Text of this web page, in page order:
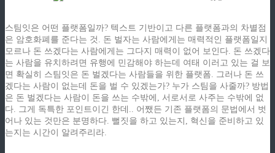
스팀잇은 어떤 플랫폼일까? 텍스트 기반이고 다른 플랫폼과의 차별점
은 암호화폐를 준다는 것. 돈 벌자는 사람에게는 매력적인 플랫폼일지
모르나 돈 쓰겠다는 사람에게는 그다지 매력이 없어 보인다. 돈 쓰겠다
는 사람을 유치하려면 유행에 민감해야 하는데 여태 이러고 있는 걸 보
면 확실히 스팀잇은 돈 벌겠다는 사람들을 위한 플랫폼. 그러나 돈 쓰
겠다는 사람이 없는데 돈을 벌 수 있겠는가? 누가 스팀을 사줄까? 방법
은 돈 벌겠다는 사람이 돈을 쓰는 수밖에, 서로서로 사주는 수밖에 없
다. 그게 독특한 포인트이긴 한데.. 어쨌든 기존 플랫폼의 문법에서 벗
어나 있는 것만은 분명하다. 뻘짓을 하고 있는지, 혁신을 준비하고 있
는지는 시간이 알려주리라.